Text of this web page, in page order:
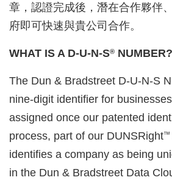
章，認證完成後，潛在合作夥伴
府即可快速與貴公司合作。
WHAT IS A D-U-N-S® NUMBER?
The Dun & Bradstreet D-U-N-S
nine-digit identifier for
assigned once our patented
process, part of our DUNSRight™
identifies a company as being
in the Dun & Bradstreet Data